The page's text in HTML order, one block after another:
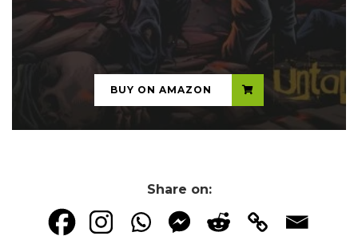
...
BUY ON AMAZON
Share on: